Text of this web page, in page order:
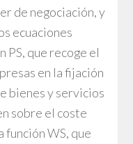
de negociación, y
ecuaciones
PS, que recoge el
en la fijación
bienes y servicios
sobre el coste
función WS, que